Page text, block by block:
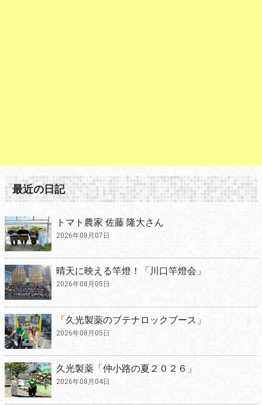
最近の日記
トマト農家 佐藤 隆大さん
2026年08月07日
晴天に映える竿燈！「川口竿燈会」
2026年08月05日
「久光製薬のブテナロックブース」
2026年08月05日
久光製薬「仲小路の夏２０２６」
2026年08月04日